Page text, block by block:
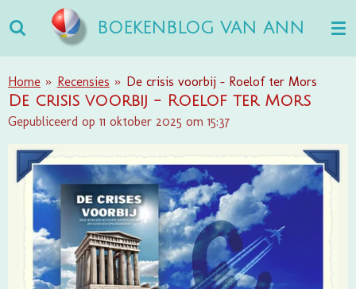
direct
naar
de
hoofdinhoud
BOEKENBLOG VAN ANN
Home » Recensies » De crisis voorbij - Roelof ter Mors
De crisis voorbij - Roelof ter Mors
Gepubliceerd op 11 oktober 2025 om 15:37